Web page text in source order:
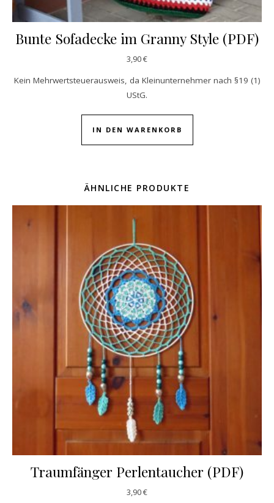
Bunte Sofadecke im Granny Style (PDF)
3,90€
Kein Mehrwertsteuerausweis, da Kleinunternehmer nach §19 (1)
UStG.
IN DEN WARENKORB
ÄHNLICHE PRODUKTE
Traumfänger Perlentaucher (PDF)
3,90€